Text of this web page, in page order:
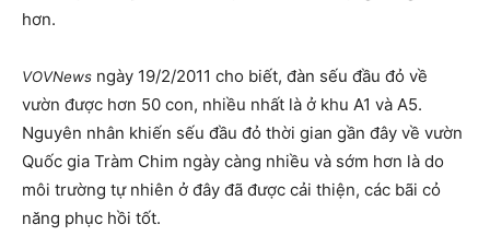
hơn.
VOVNews ngày 19/2/2011 cho biết, đàn sếu đầu đỏ về
vườn được hơn 50 con, nhiều nhất là ở khu A1 và A5.
Nguyên nhân khiến sếu đầu đỏ thời gian gần đây về vườn
Quốc gia Tràm Chim ngày càng nhiều và sớm hơn là do
môi trường tự nhiên ở đây đã được cải thiện, các bãi cỏ
năng phục hồi tốt.